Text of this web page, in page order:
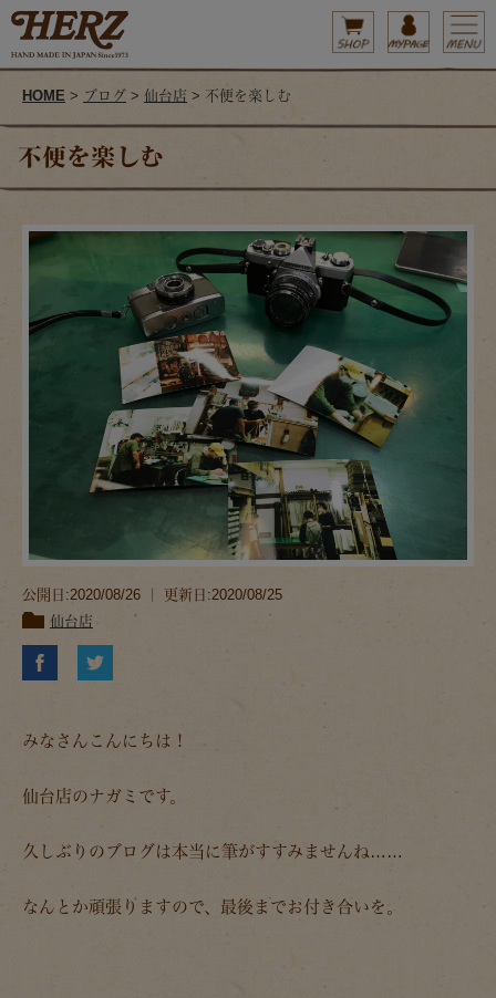
HOME > ブログ > 仙台店 > 不便を楽しむ
不便を楽しむ
公開日:2020/08/26 ｜ 更新日:2020/08/25
仙台店
みなさんこんにちは！
仙台店のナガミです。
久しぶりのブログは本当に筆がすすみませんね……
なんとか頑張りますので、最後までお付き合いを。